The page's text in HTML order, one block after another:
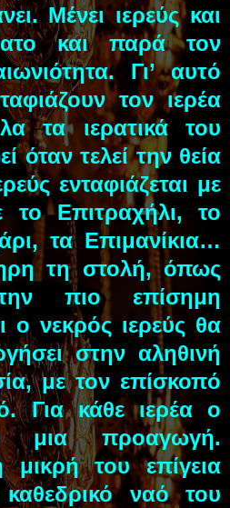
Μένει ιερεύς και
και παρά τον
Γι’ αυτό
τον ιερέα
τα ιερατικά του
όταν τελεί την θεία
ενταφιάζεται με
το Επιτραχήλι, το
τα Επιμανίκια…
τη στολή, όπως
πιο επίσημη
ο νεκρός ιερεύς θα
στην αληθινή
με τον επίσκοπό
Για κάθε ιερέα ο
μια προαγωγή.
μικρή του επίγεια
ναό του